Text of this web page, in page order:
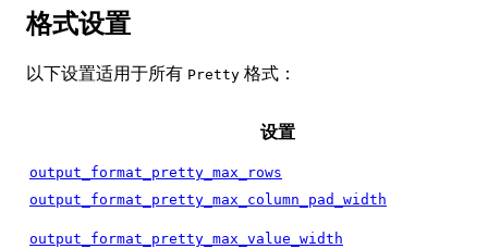
格式设置
以下设置适用于所有 Pretty 格式：
设置
output_format_pretty_max_rows
output_format_pretty_max_column_pad_width
output_format_pretty_max_value_width